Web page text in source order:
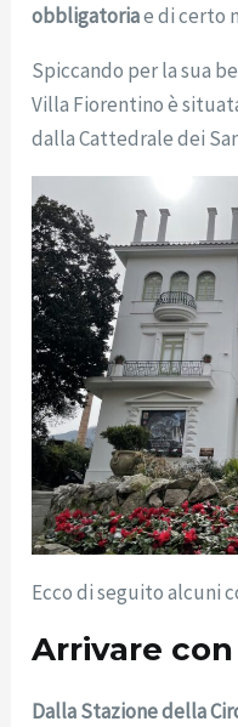
obbligatoriae di certo
Spiccando per la sua
Villa Fiorentino è
dalla Cattedrale dei
Ecco di seguito alcuni
Arrivare
Dalla Stazione della